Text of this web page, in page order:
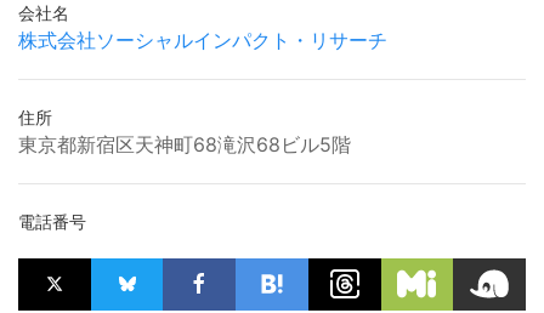
会社名
株式会社ソーシャルインパクト・リサーチ
住所
東京都新宿区天神町68滝沢68ビル5階
電話番号